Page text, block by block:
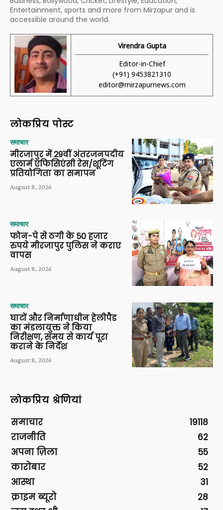
Entertainment, sports and more from Mirzapur and is
accessible around the world.
Virendra Gupta
Editor-in-Chief
(+91) 9453821310
editor@mirzapurnews.com
लोकप्रिय पोस्ट
समाचार
मीरजापुर में 29वीं अंतरजनपदीय
एलार्म एफिसिएंसी रेस/शूटिंग
प्रतियोगिता का समापन
August 8, 2026
समाचार
फोन-पे से ठगी के 50 हजार
रुपये मीरजापुर पुलिस ने कराए
वापस
August 8, 2026
समाचार
घाटों और निर्माणाधीन हेलीपैड
का मंडलायुक्त ने किया
निरीक्षण, समय से कार्य पूरा
कराने के निर्देश
August 8, 2026
लोकप्रिय श्रेणियां
समाचार
19118
राजनीति
62
अपना ज़िला
55
कारोबार
52
आस्था
31
क्राइम ब्यूरो
28